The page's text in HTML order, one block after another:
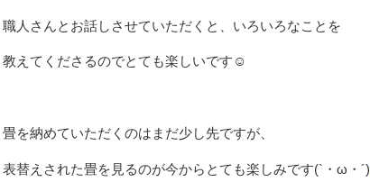
職人さんとお話しさせていただくと、いろいろなことを
教えてくださるのでとても楽しいです☺
畳を納めていただくのはまだ少し先ですが、
表替えされた畳を見るのが今からとても楽しみです(`・ω・´)